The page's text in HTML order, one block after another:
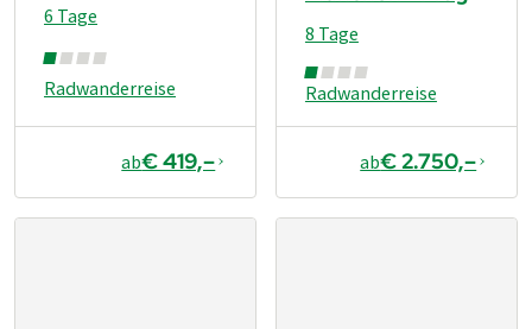
Radwanderreise
6 Tage
ab€ 419,–
Radwanderreise
8 Tage
ab€ 2.750,–